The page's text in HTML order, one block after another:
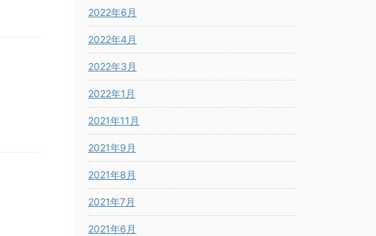
2022年6月
2022年4月
2022年3月
2022年1月
2021年11月
2021年9月
2021年8月
2021年7月
2021年6月